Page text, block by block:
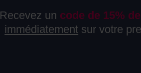
Recevez un code de 15%
immédiatement sur votre